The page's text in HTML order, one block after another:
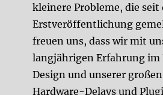
kleinere Probleme, die seit
Erstveröffentlichung
freuen uns, dass wir mit
langjährigen Erfahrung im
Design und unserer
Hardware-Delays und